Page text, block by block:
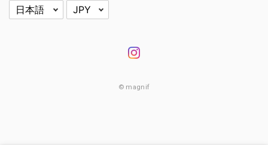
© magnif